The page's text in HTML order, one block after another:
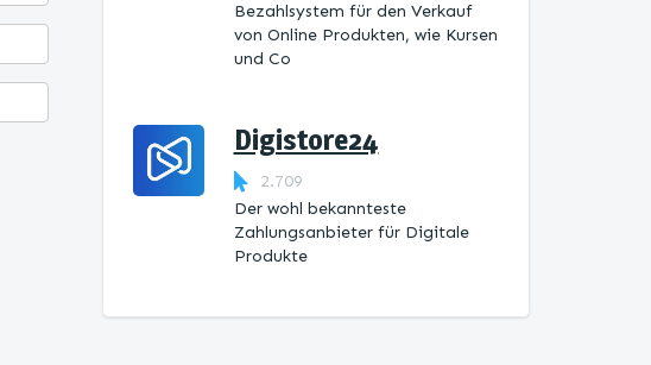
Bezahlsystem für den Verkauf
von Online Produkten, wie Kursen
und Co
Digistore24
2.709
Der wohl bekannteste
Zahlungsanbieter für Digitale
Produkte